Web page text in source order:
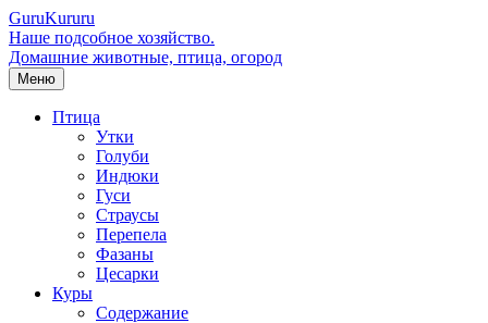
GuruKururu
Наше подсобное хозяйство.
Домашние животные, птица, огород
Меню
Птица
Утки
Голуби
Индюки
Гуси
Страусы
Перепела
Фазаны
Цесарки
Куры
Содержание